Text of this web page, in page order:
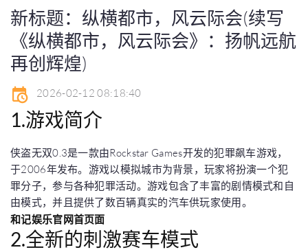
新标题：纵横都市，风云际会(续写
《纵横都市，风云际会》：扬帆远航
再创辉煌)
2026-02-12 08:18:40
1.游戏简介
侠盗无双0.3是一款由Rockstar Games开发的犯罪飙车游戏，
于2006年发布。游戏以模拟城市为背景，玩家将扮演一个犯
罪分子，参与各种犯罪活动。游戏包含了丰富的剧情模式和自
由模式，并且提供了数百辆真实的汽车供玩家使用。
和记娱乐官网首页面
2.全新的刺激赛车模式